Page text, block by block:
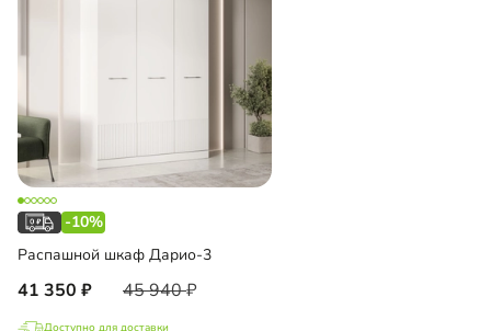
-10%
Распашной шкаф Дарио-3
41 350 45 940
Доступно для доставки